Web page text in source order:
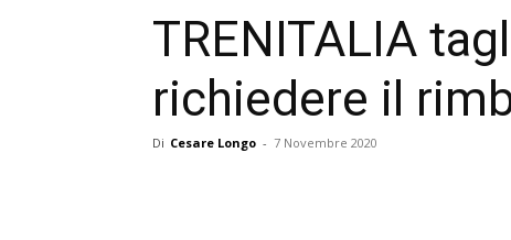
TRENITALIA
richiedere il
Di Cesare Longo - 7 Novembre 2020